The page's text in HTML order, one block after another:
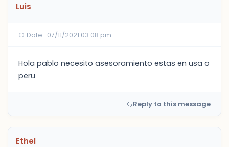
Luis
Date : 07/11/2021 03:08 pm
Hola pablo necesito asesoramiento estas en usa o
peru
Reply to this message
Ethel